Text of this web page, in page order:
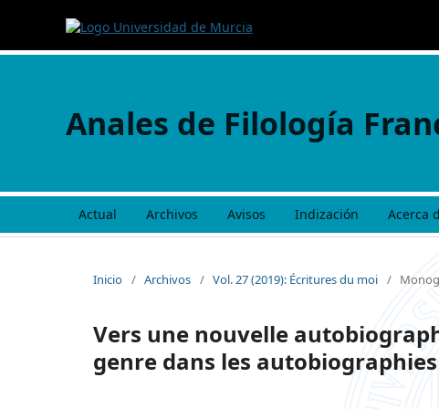
Anales de Filología
Actual Archivos Avisos Indización Acerca
Inicio / Archivos / Vol. 27 (2019): Écritures du moi /
Vers une nouvelle
genre dans les